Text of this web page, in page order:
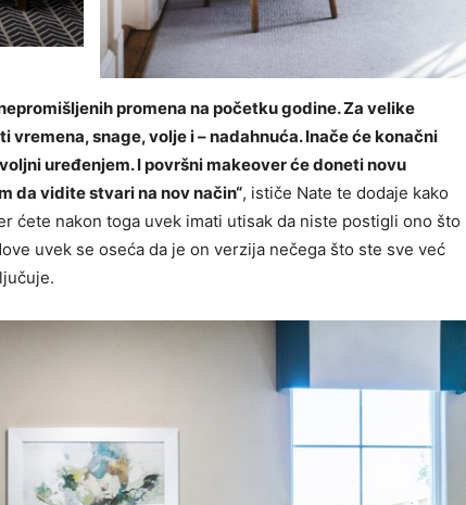
promena na početku godine. Za velike
snage, volje i – nadahnuća. Inače će konačni
uređenjem. I površni makeover će doneti novu
da vidite stvari na nov način“, ističe Nate te dodaje kako
ćete nakon toga uvek imati utisak da niste postigli ono što
uvek se oseća da je on verzija nečega što ste sve već